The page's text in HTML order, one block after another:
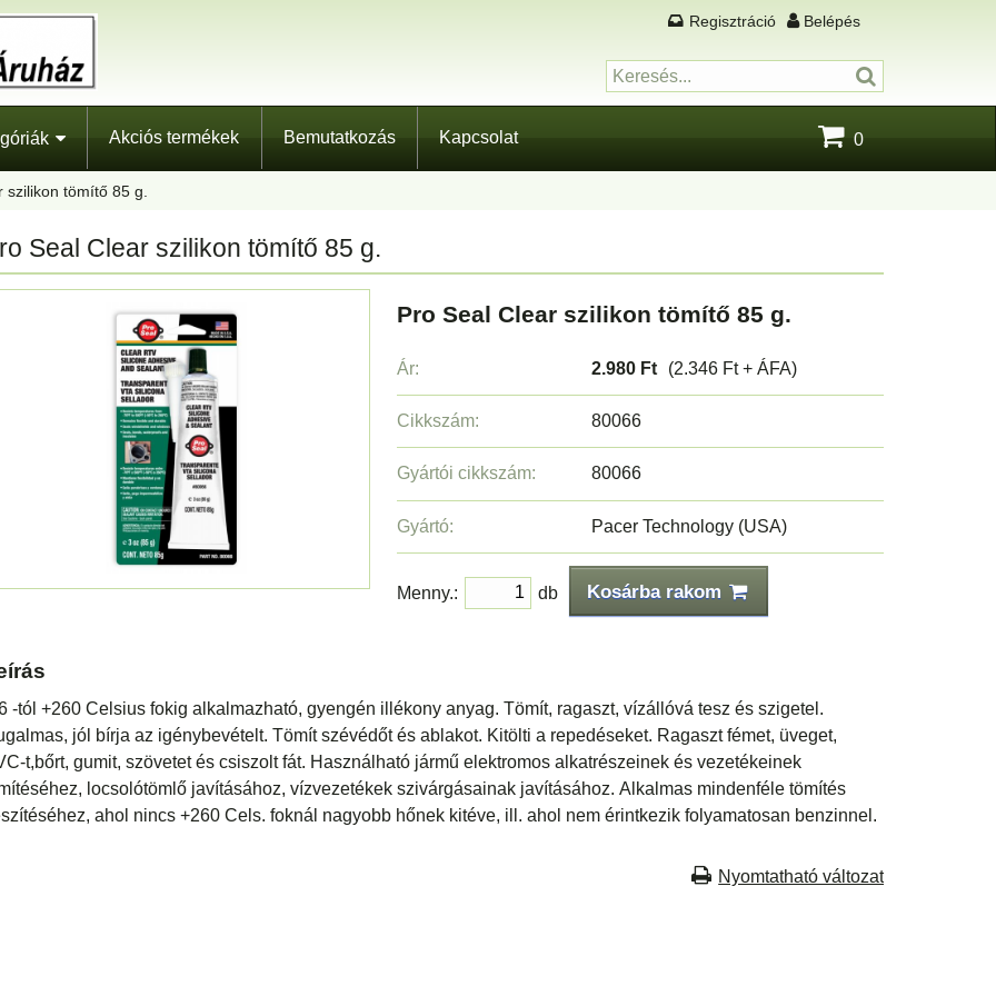
Regisztráció Belépés
Akciós termékek Bemutatkozás Kapcsolat 0
szilikon tömítő 85 g.
Seal Clear szilikon tömítő 85 g.
Pro Seal Clear szilikon tömítő 85 g.
Ár: 2.980 Ft (2.346 Ft + ÁFA)
Cikkszám: 80066
Gyártói cikkszám: 80066
Gyártó: Pacer Technology (USA)
Menny.: db Kosárba rakom
-tól +260 Celsius fokig alkalmazható, gyengén illékony anyag. Tömít, ragaszt, vízállóvá tesz és szigetel.
jól bírja az igénybevételt. Tömít szévédőt és ablakot. Kitölti a repedéseket. Ragaszt fémet, üveget,
t,bőrt, gumit, szövetet és csiszolt fát. Használható jármű elektromos alkatrészeinek és vezetékeinek
locsolótömlő javításához, vízvezetékek szivárgásainak javításához. Alkalmas mindenféle tömítés
ahol nincs +260 Cels. foknál nagyobb hőnek kitéve, ill. ahol nem érintkezik folyamatosan benzinnel.
Nyomtatható változat